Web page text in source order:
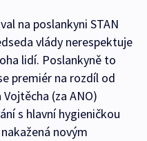
na poslankyni STAN
vlády nerespektuje
lidí. Poslankyně to
premiér na rozdíl od
(za ANO)
s hlavní hygieničkou
novým